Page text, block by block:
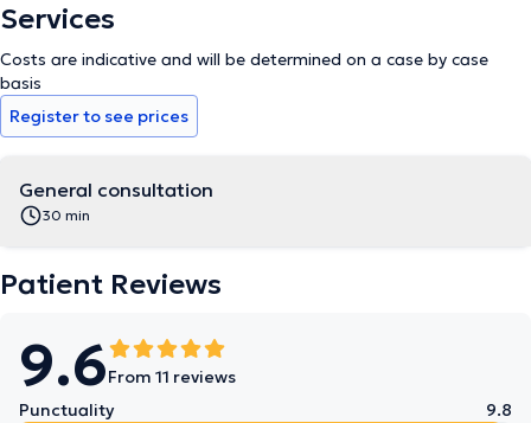
Services
Costs are indicative and will be determined on a case by case
basis
Register to see prices
General consultation
30 min
Patient Reviews
9.6From 11 reviews
Punctuality
9.8